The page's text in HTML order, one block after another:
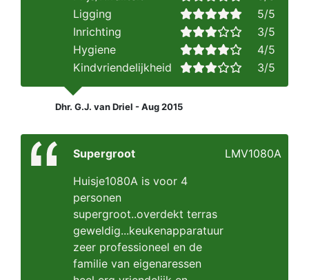
Ligging
5/5
Inrichting
3/5
Hygiene
4/5
Kindvriendelijkheid
3/5
Dhr. G.J. van Driel - Aug 2015
Supergroot
Huisje1080A is voor 4
personen
supergroot..overdekt terras
geweldig...keukenapparatuur
zeer professioneel en de
familie van eigenaressen
LMV1080A